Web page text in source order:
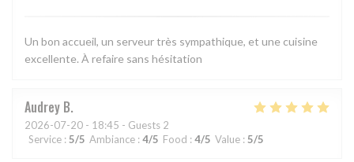
Un bon accueil, un serveur très sympathique, et une cuisine
excellente. À refaire sans hésitation
Audrey B
2026-07-20 - 18:45 - Guests 2
Service : 5/5 Ambiance : 4/5 Food : 4/5 Value : 5/5